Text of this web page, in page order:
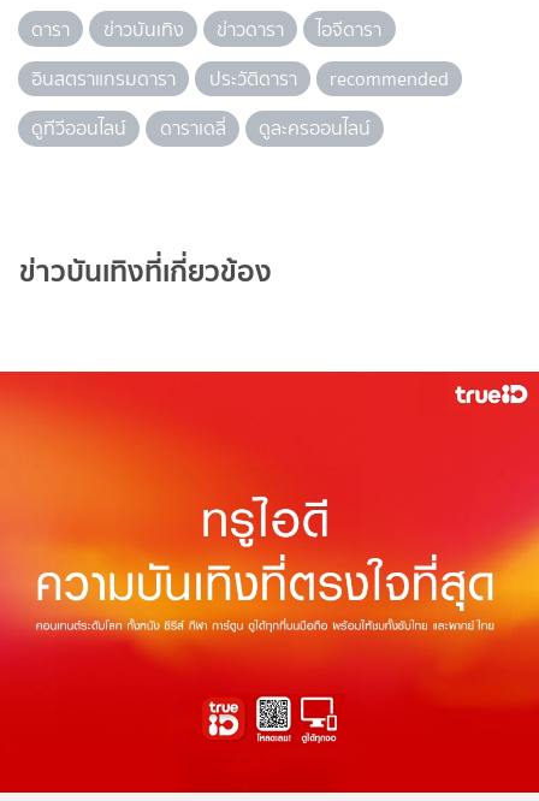
ดารา ข่าวบันเทิง ข่าวดารา
ไอจีดารา
อินสตราแกรมดารา
ประวัติดารา
recommended
ดูทีวีออนไลน์
ดาราเดลี่ ดูละครออนไลน์
ข่าวบันเทิงที่เกี่ยวข้อง